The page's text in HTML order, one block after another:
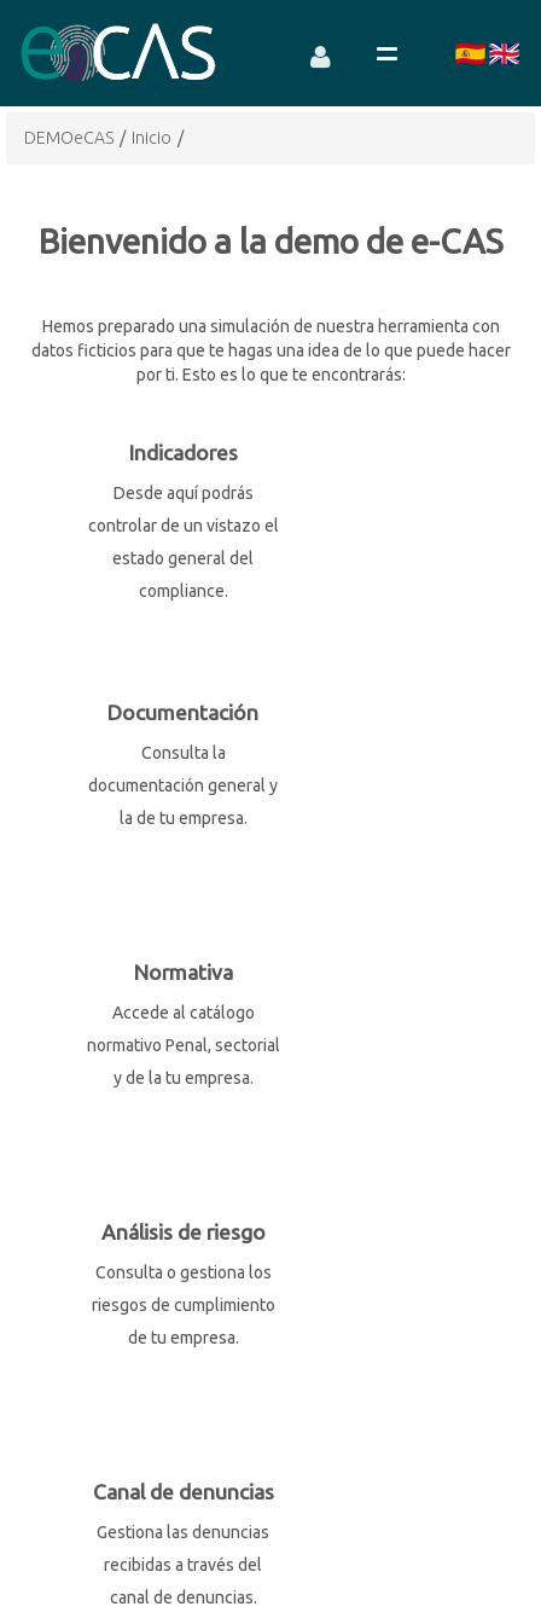
DEMOeCAS / Inicio /
Bienvenido a la demo de e-CAS
Hemos preparado una simulación de nuestra herramienta con
datos ficticios para que te hagas una idea de lo que puede hacer
por ti. Esto es lo que te encontrarás:
Indicadores
Desde aquí podrás
controlar de un vistazo el
estado general del
compliance.
Documentación
Consulta la
documentación general y
la de tu empresa.
Normativa
Accede al catálogo
normativo Penal, sectorial
y de la tu empresa.
Análisis de riesgo
Consulta o gestiona los
riesgos de cumplimiento
de tu empresa.
Canal de denuncias
Gestiona las denuncias
recibidas a través del
canal de denuncias.